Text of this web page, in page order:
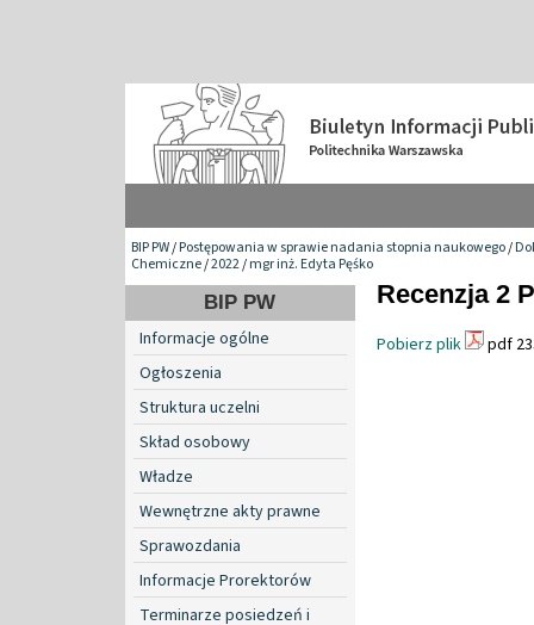
BIP PW/Postępowania w sprawie nadania stopnia naukowego/
Chemiczne/2022/mgr inż. Edyta Pęśko
BIP PW
Informacje ogólne
Ogłoszenia
Struktura uczelni
Skład osobowy
Władze
Wewnętrzne akty prawne
Sprawozdania
Informacje Prorektorów
Terminarze posiedzeń i
Recenzja 2
Pobierz plik pdf